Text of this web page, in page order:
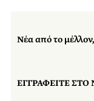
Νέα από το
ΕΓΓΡΑΦΕΙΤΕ ΣΤΟ